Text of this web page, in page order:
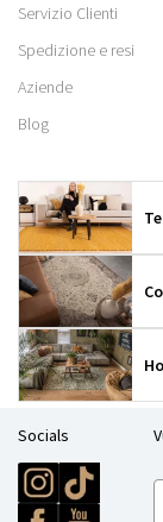
Servizio Clienti
Spedizione e resi
Aziende
Blog
Socials